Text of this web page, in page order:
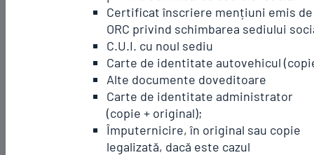
Certificat înscriere mențiuni emis de
ORC privind schimbarea sediului
C.U.I. cu noul sediu
Carte de identitate autovehicul
Alte documente doveditoare
Carte de identitate administrator
(copie + original);
Împuternicire, în original sau copie
legalizată, dacă este cazul